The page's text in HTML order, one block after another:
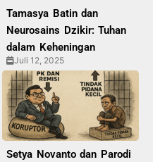
Tamasya Batin dan
Neurosains Dzikir: Tuhan
dalam Keheningan
Juli 12, 2025
Setya Novanto dan Parodi